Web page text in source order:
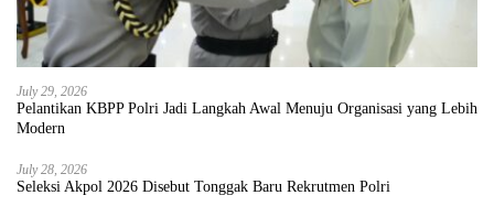
July 29, 2026
Pelantikan KBPP Polri Jadi Langkah Awal Menuju Organisasi yang Lebih
Modern
July 28, 2026
Seleksi Akpol 2026 Disebut Tonggak Baru Rekrutmen Polri